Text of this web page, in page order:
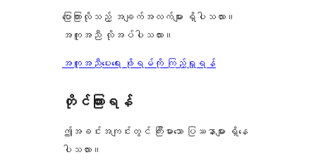
စောင်
ပြောကြားလိုသည့် အချက်အလက်များ ရှိပါသလား။
အကူအညီ လိုအပ်ပါသလား။
အကူအညီပေးရေး ဖိုရမ်ကို ကြည့်ရှုရန်
တိုင်ကြားရန်
ဤအခင်းအကျင်းတွင် ကြီးမားသော ပြဿနာများ ရှိနေ
ပါသလား။